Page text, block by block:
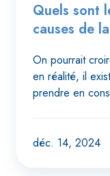
Quels sont
causes de
On pourrait
en réalité, il
prendre en
déc. 14, 2024